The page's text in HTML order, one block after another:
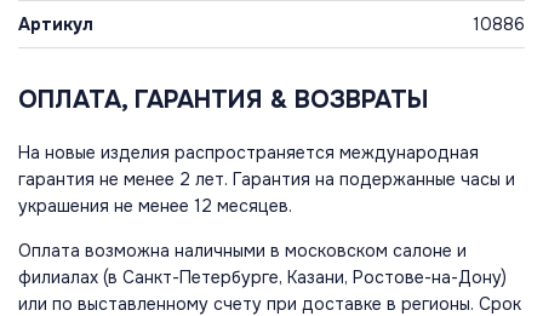
Артикул 10886
ОПЛАТА, ГАРАНТИЯ & ВОЗВРАТЫ
На новые изделия распространяется международная
гарантия не менее 2 лет. Гарантия на подержанные часы и
украшения не менее 12 месяцев.
Оплата возможна наличными в московском салоне и
филиалах (в Санкт-Петербурге, Казани, Ростове-на-Дону)
или по выставленному счету при доставке в регионы. Срок